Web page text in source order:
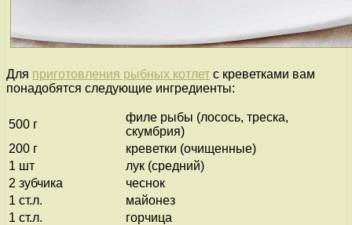
Для приготовления рыбных котлет с креветками вам
понадобятся следующие ингредиенты:
500 г
филе рыбы (лосось, треска,
скумбрия)
200 г
креветки (очищенные)
1 шт
лук (средний)
2 зубчика
чеснок
1 ст.л.
майонез
1 ст.л.
горчица